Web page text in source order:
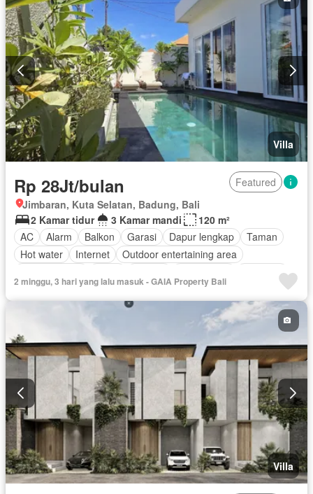
Villa
Rp 28Jt/bulan
Featured
Jimbaran, Kuta Selatan, Badung, Bali
2 Kamar tidur
3 Kamar mandi
120 m²
AC
Alarm Balkon Garasi Dapur lengkap
Taman
Hot water
Internet
Outdoor entertaining area
Halaman
Cctv
Deck Panggang Dapur terpadu
Jacuzzi
Tangki air Berperabot lengkap
2 minggu, 3 hari yang lalu masuk - GAIA Property Bali
Villa